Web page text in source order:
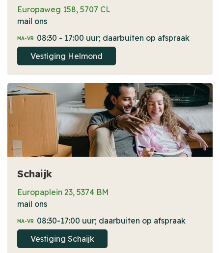
Europaweg 158, 5707 CL
mail ons
MA-VR 08:30 - 17:00 uur; daarbuiten op afspraak
Vestiging Helmond
Schaijk
Europaplein 23, 5374 BM
mail ons
MA-VR 08:30-17:00 uur; daarbuiten op afspraak
Vestiging Schaijk